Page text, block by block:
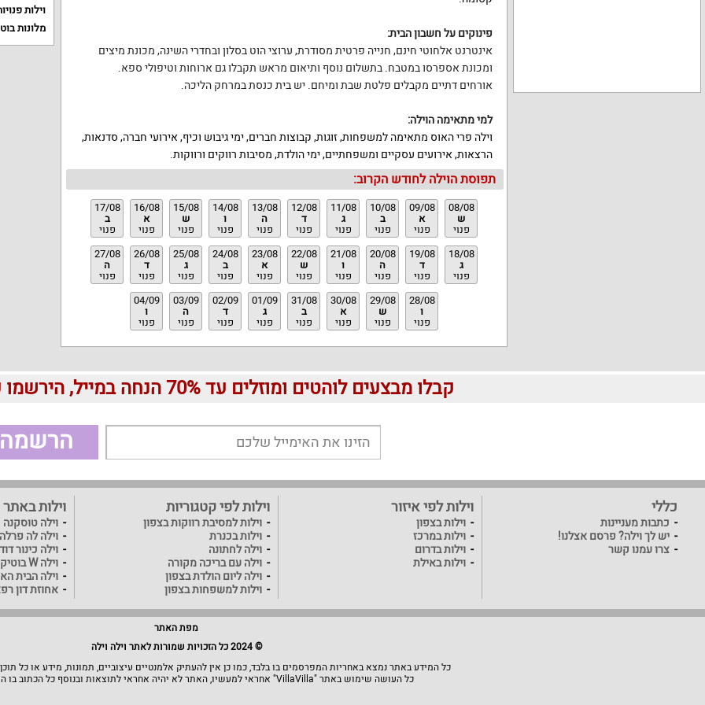
פינוקים על חשבון הבית:
אינטרנט אלחוטי חינם,חנייה פרטית מסודרת,ערוצי הוט בסלון ובחדרי השינה,מכונת מיצים
ומכונת אספרסו במטבח.בתשלום נוסף ותיאום מראש תקבלו גם ארוחות וטיפולי ספא.
אורחים דתיים מקבלים פלטת שבת ומיחם.יש בית כנסת במרחק הליכה.
למי מתאימה הוילה:
וילה פרי האוס מתאימה למשפחות,זוגות,קבוצות חברים,ימי גיבוש וכיף,אירועי חברה,סדנאות,
הרצאות,אירועים עסקיים ומשפחתיים,ימי הולדת,מסיבות רווקים ורווקות.
תפוסת הוילה לחודש הקרוב:
08/08
ש
פנוי
09/08
א
פנוי
10/08
ב
פנוי
11/08
ג
פנוי
12/08
ד
פנוי
13/08
ה
פנוי
14/08
ו
פנוי
15/08
ש
פנוי
16/08
א
פנוי
17/08
ב
פנוי
18/08
ג
פנוי
19/08
ד
פנוי
20/08
ה
פנוי
21/08
ו
פנוי
22/08
ש
פנוי
23/08
א
פנוי
24/08
ב
פנוי
25/08
ג
פנוי
26/08
ד
פנוי
27/08
ה
פנוי
28/08
ו
פנוי
29/08
ש
פנוי
30/08
א
פנוי
31/08
ב
פנוי
01/09
ג
פנוי
02/09
ד
פנוי
03/09
ה
פנוי
04/09
ו
פנוי
וילות
מלונות
קבלו מבצעים לוהטים ומוזלים עד 70% הנחה במייל, הירשמו עכשיו בחינם:
הרשמה
כללי
כתבות מעניינות
יש לך וילה? פרסם אצלנו!
צרו עמנו קשר
וילות לפי איזור
וילות בצפון
וילות במרכז
וילות בדרום
וילות באילת
וילות לפי קטגוריות
וילות למסיבת רווקות בצפון
וילות בכנרת
וילה לחתונה
וילה עם בריכה מקורה
וילה ליום הולדת בצפון
וילות למשפחות בצפון
וילות באתר
וילה טוסקנה
וילה לה פרלה
וילה כינור
וילה W בוטיק
וילה הבית
אחוזת דון
מפת האתר
© 2024 כל הזכויות שמורות לאתר וילה וילה
כל המידע באתר נמצא באחריות המפרסמים בו בלבד, כמו כן אין להעתיק אלמנטיים עיצוביים, תמונות, מידע או כל
כל העושה שימוש באתר "VillaVilla" אחראי למעשיו, האתר לא יהיה אחראי לתוצאות ובנוסף כל הכתוב בו הוא בגדר המלצה.